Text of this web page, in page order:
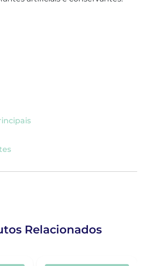
Relacionados